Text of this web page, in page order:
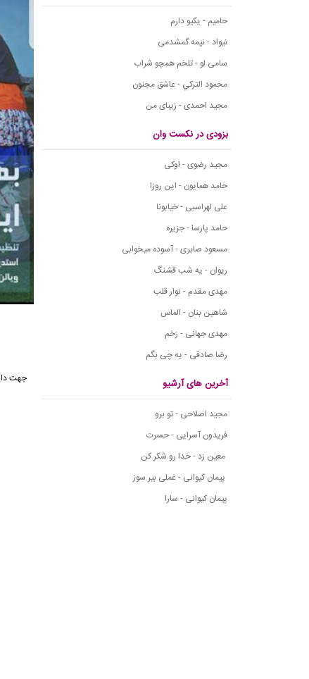
حامیم - یکیو دارم
نیواد - نیمه گمشدمی
سامی لو - تلخم همچو شراب
محمود التركي - عاشق مجنون
مجید احمدی - زیبای من
بزودی در نکست وان
مجید رضوی - اوکی
حامد همایون - این روزا
علی لهراسبی - خیابونا
حامد پارسا - جزیره
مسعود صابری - آسوده میخوابی
ریوان - یه شب قشنگ
مهدی مقدم - نوار قلب
شاهین بنان - الماس
مهدی جهانی - زخم
رضا صادقی - یه چی بگم
آخرین های آرشیو
مجید اصلاحی - تو برو
فریدون آسرایی - حسرت
معین زد - خدا رو شکر کن
پیمان کیوانی - غملی بیر سوز
پیمان کیوانی - سارا
جهت